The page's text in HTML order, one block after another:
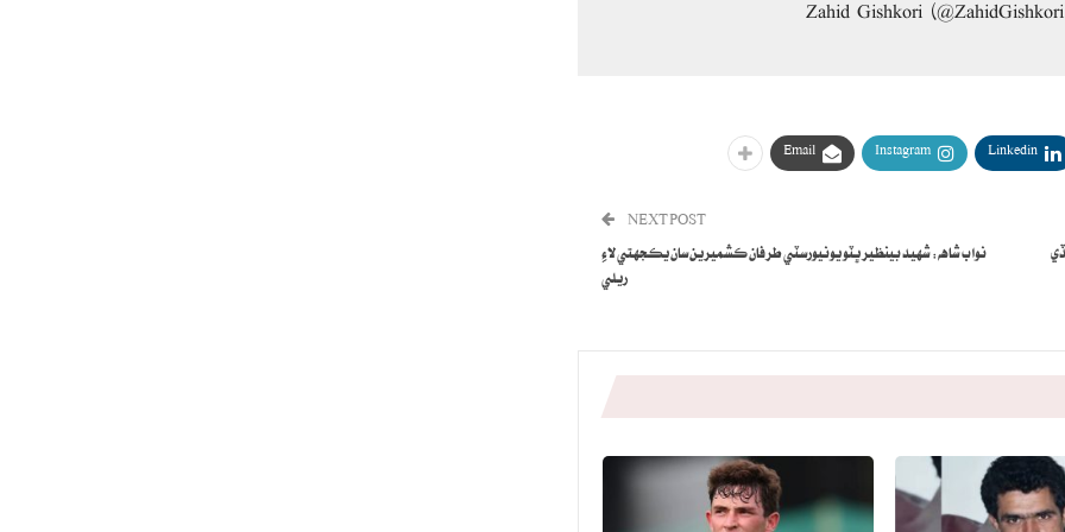
Linkedin
Instagram
Email
NEXT POST
نواب شاهه: شهيد بينظير ڀٽو يونيورسٽي طرفان ڪشميرين سان يڪجهتي لاءِ
ريلي